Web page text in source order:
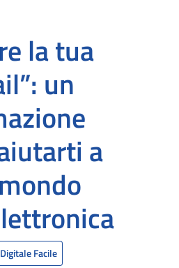
la tua
un
a
Facile